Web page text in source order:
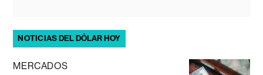
NOTICIAS DEL DÓLAR HOY
MERCADOS